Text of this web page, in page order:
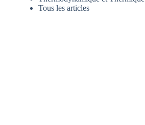
Tous les articles